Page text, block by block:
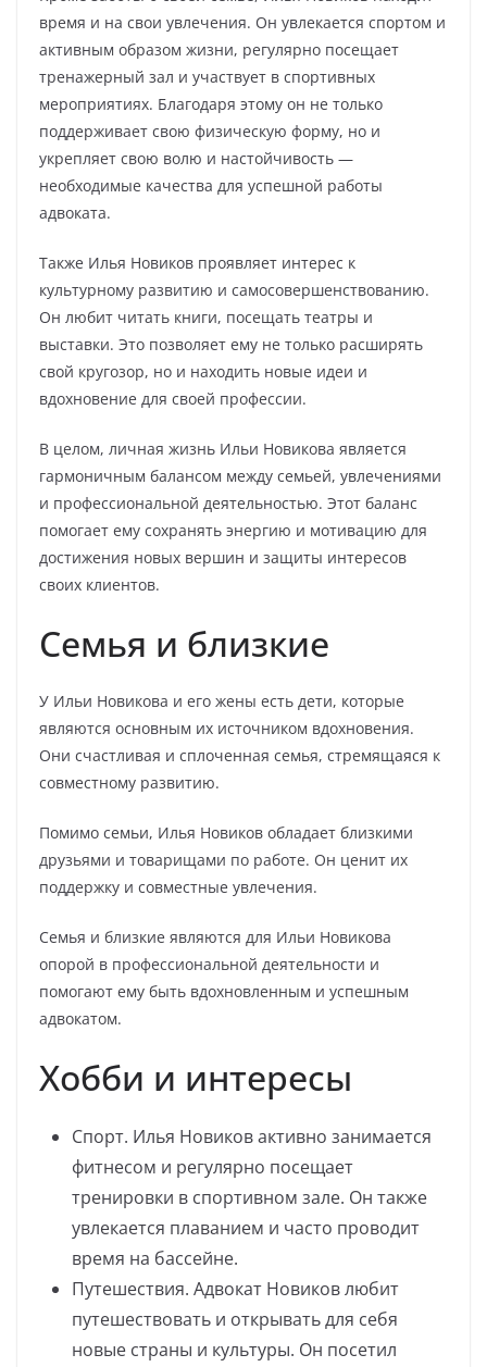
время и на свои увлечения. Он увлекается спортом и
активным образом жизни, регулярно посещает
тренажерный зал и участвует в спортивных
мероприятиях. Благодаря этому он не только
поддерживает свою физическую форму, но и
укрепляет свою волю и настойчивость —
необходимые качества для успешной работы
адвоката.
Также Илья Новиков проявляет интерес к
культурному развитию и самосовершенствованию.
Он любит читать книги, посещать театры и
выставки. Это позволяет ему не только расширять
свой кругозор, но и находить новые идеи и
вдохновение для своей профессии.
В целом, личная жизнь Ильи Новикова является
гармоничным балансом между семьей, увлечениями
и профессиональной деятельностью. Этот баланс
помогает ему сохранять энергию и мотивацию для
достижения новых вершин и защиты интересов
своих клиентов.
Семья и близкие
У Ильи Новикова и его жены есть дети, которые
являются основным их источником вдохновения.
Они счастливая и сплоченная семья, стремящаяся к
совместному развитию.
Помимо семьи, Илья Новиков обладает близкими
друзьями и товарищами по работе. Он ценит их
поддержку и совместные увлечения.
Семья и близкие являются для Ильи Новикова
опорой в профессиональной деятельности и
помогают ему быть вдохновленным и успешным
адвокатом.
Хобби и интересы
Спорт. Илья Новиков активно занимается
фитнесом и регулярно посещает
тренировки в спортивном зале. Он также
увлекается плаванием и часто проводит
время на бассейне.
Путешествия. Адвокат Новиков любит
путешествовать и открывать для себя
новые страны и культуры. Он посетил